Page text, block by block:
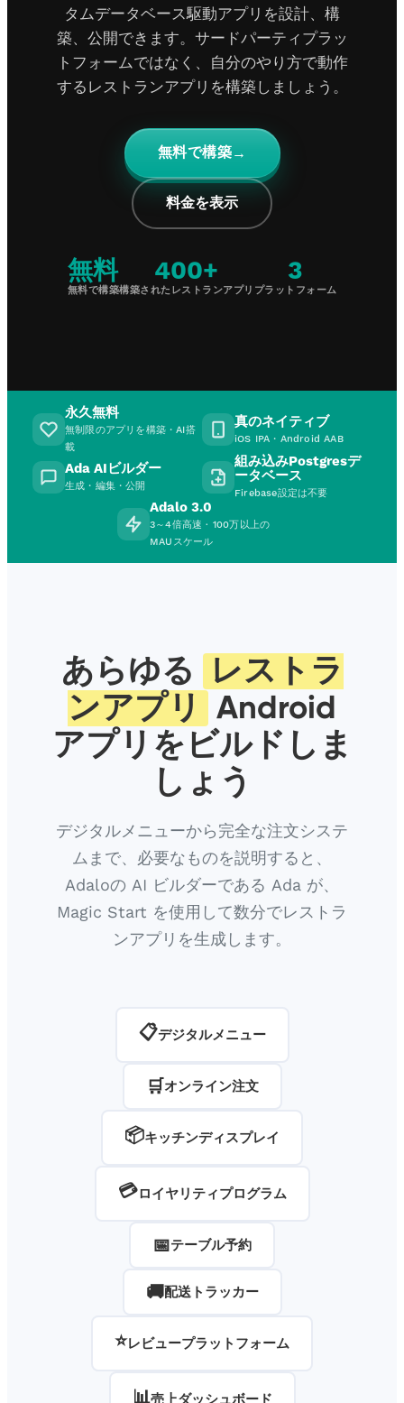
タムデータベース駆動アプリを設計、構
築、公開できます。サードパーティプラッ
トフォームではなく、自分のやり方で動作
するレストランアプリを構築しましょう。
無料で構築→
料金を表示
無料
無料で構築
400+
構築されたレストランアプリ
3
プラットフォーム
永久無料
無制限のアプリを構築・AI搭
載
真のネイティブ
iOS IPA・Android AAB
Ada AIビルダー
生成・編集・公開
組み込みPostgresデ
ータベース
Firebase設定は不要
Adalo 3.0
3～4倍高速 · 100万以上の
MAUスケール
あらゆる
レストラ
ンアプリ
Android
アプリをビルドしま
しょう
デジタルメニューから完全な注文システ
ムまで、必要なものを説明すると、
Adaloの AI ビルダーである Ada が、
Magic Start を使用して数分でレストラ
ンアプリを生成します。
📋デジタルメニュー
🛒オンライン注文
📦キッチンディスプレイ
💳ロイヤリティプログラム
📅テーブル予約
🚚配送トラッカー
⭐レビュープラットフォーム
📊売上ダッシュボード